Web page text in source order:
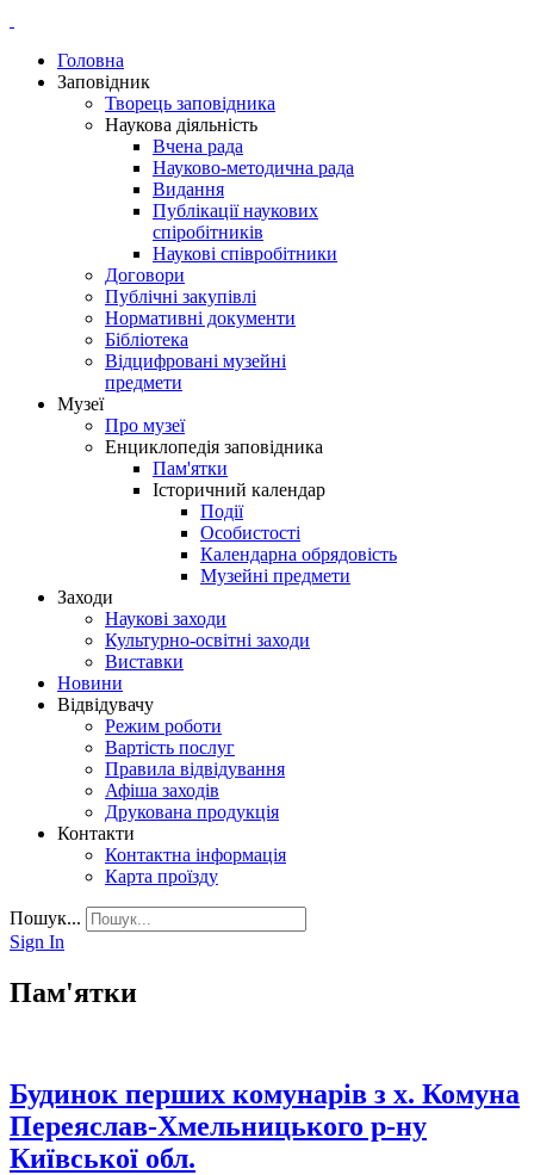
Головна
Заповідник
Творець заповідника
Наукова діяльність
Вчена рада
Науково-методична рада
Видання
Публікації наукових
спіробітників
Наукові співробітники
Договори
Публічні закупівлі
Нормативні документи
Бібліотека
Відцифровані музейні
предмети
Музеї
Про музеї
Енциклопедія заповідника
Пам'ятки
Історичний календар
Події
Особистості
Календарна обрядовість
Музейні предмети
Заходи
Наукові заходи
Культурно-освітні заходи
Виставки
Новини
Відвідувачу
Режим роботи
Вартість послуг
Правила відвідування
Афіша заходів
Друкована продукція
Контакти
Контактна інформація
Карта проїзду
Пошук...
Sign In
Пам'ятки
Будинок перших комунарів з х. Комуна
Переяслав-Хмельницького р-ну
Київської обл.